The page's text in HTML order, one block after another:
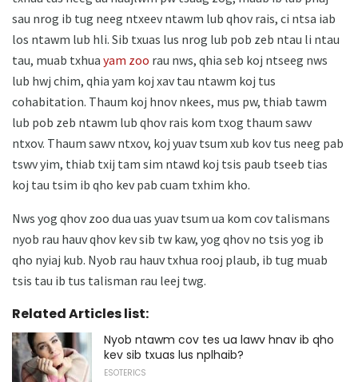
sau nrog ib tug neeg ntxeev ntawm lub qhov rais, ci ntsa iab
los ntawm lub hli. Sib txuas lus nrog lub pob zeb ntau li ntau
tau, muab txhua yam zoo rau nws, qhia seb koj ntseeg nws
lub hwj chim, qhia yam koj xav tau ntawm koj tus
cohabitation. Thaum koj hnov ​​nkees, mus pw, thiab tawm
lub pob zeb ntawm lub qhov rais kom txog thaum sawv
ntxov. Thaum sawv ntxov, koj yuav tsum xub kov tus neeg pab
tswv yim, thiab txij tam sim ntawd koj tsis paub tseeb tias
koj tau tsim ib qho kev pab cuam txhim kho.
Nws yog qhov zoo dua uas yuav tsum ua kom cov talismans
nyob rau hauv qhov kev sib tw kaw, yog qhov no tsis yog ib
qho nyiaj kub. Nyob rau hauv txhua rooj plaub, ib tug muab
tsis tau ib tus talisman rau leej twg.
Related Articles list:
Nyob ntawm cov tes ua lawv hnav ib qho
kev sib txuas lus nplhaib?
ESOTERICS